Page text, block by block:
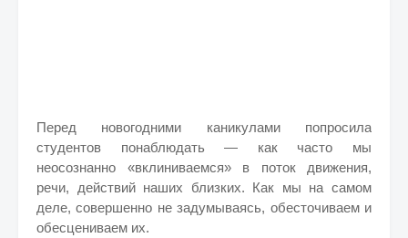
Перед новогодними каникулами попросила
студентов понаблюдать — как часто мы
неосознанно «вклиниваемся» в поток движения,
речи, действий наших близких. Как мы на самом
деле, совершенно не задумываясь, обесточиваем и
обесцениваем их.